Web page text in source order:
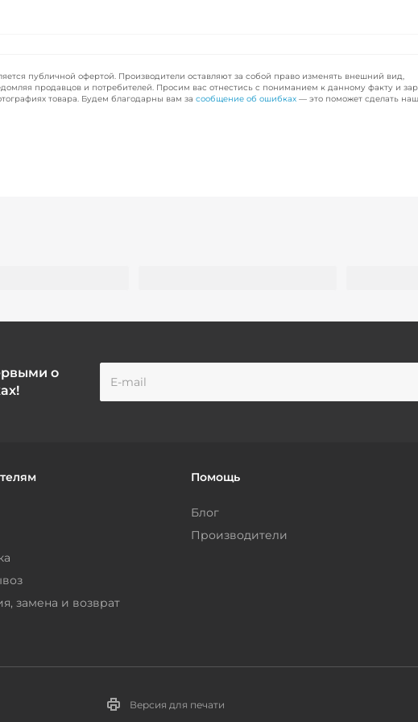
публичной офертой. Производители оставляют за собой право изменять внешний вид,
продавцов и потребителей. Просим вас отнестись с пониманием к данному факту и
товара. Будем благодарны вам за сообщение об ошибках — это поможет сделать
о
замена и возврат
Помощь
Блог
Производители
Версия для печати